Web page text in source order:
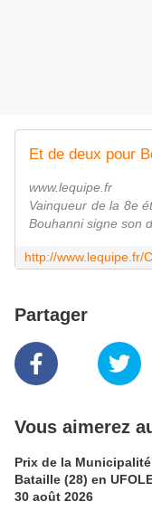
Et de deux pour
www.lequipe.fr
Vainqueur de la 8e
Bouhanni signe son
Partager
Vous aimerez
Prix de la
Bataille (28) en
30 août 2026